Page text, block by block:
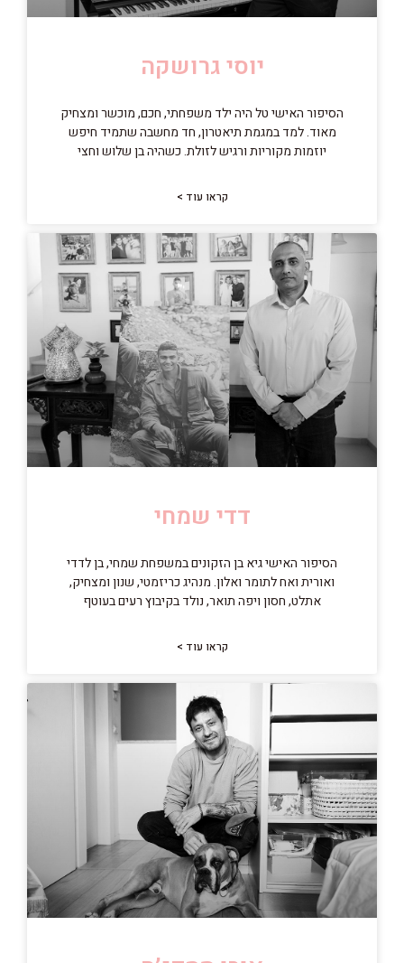
יוסי גרושקה
הסיפור האישי טל היה ילד משפחתי, חכם, מוכשר ומצחיק
מאוד. למד במגמת תיאטרון, חד מחשבה שתמיד חיפש
יוזמות מקוריות ורגיש לזולת. כשהיה בן שלוש וחצי
קראו עוד >
דדי שמחי
הסיפור האישי גיא בן הזקונים במשפחת שמחי, בן לדדי
ואורית ואח לתומר ואלון. מנהיג כריזמטי, שנון ומצחיק,
אתלט, חסון ויפה תואר, נולד בקיבוץ רעים בעוטף
קראו עוד >